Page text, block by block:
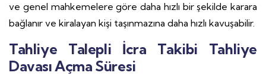
ve genel mahkemelere göre daha hızlı bir şekilde karara
bağlanır ve kiralayan kişi taşınmazına daha hızlı kavuşabilir.
Tahliye Talepli İcra Takibi Tahliye
Davası Açma Süresi